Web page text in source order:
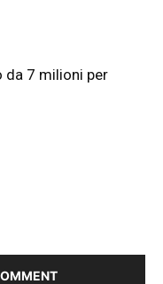
da 7 milioni per